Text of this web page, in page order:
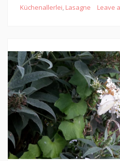
Küchenallerlei, Lasagne Leave